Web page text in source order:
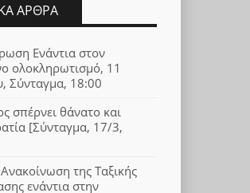
ΆΡΘΡΑ
Ενάντια στον
ολοκληρωτισμό, 11
Σύνταγμα, 18:00
σπέρνει θάνατο και
[Σύνταγμα, 17/3,
της Ταξικής
ενάντια στην